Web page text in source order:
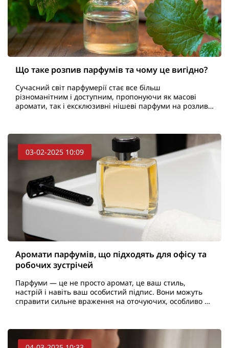
Що таке розпив парфумів та чому це вигідно?
Сучасний світ парфумерії стає все більш
різноманітним і доступним, пропонуючи як масові
аромати, так і ексклюзивні нішеві парфуми на розлив.
03-02-2025 10:09
Аромати парфумів, що підходять для офісу та
робочих зустрічей
Парфуми — це не просто аромат, це ваш стиль,
настрій і навіть ваш особистий підпис. Вони можуть
справити сильне враження на оточуючих, особливо в